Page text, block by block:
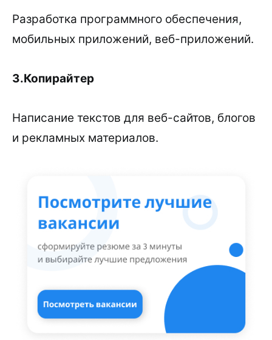
Разработка программного обеспечения,
мобильных приложений, веб-приложений.
3.Копирайтер
Написание текстов для веб-сайтов, блогов
и рекламных материалов.